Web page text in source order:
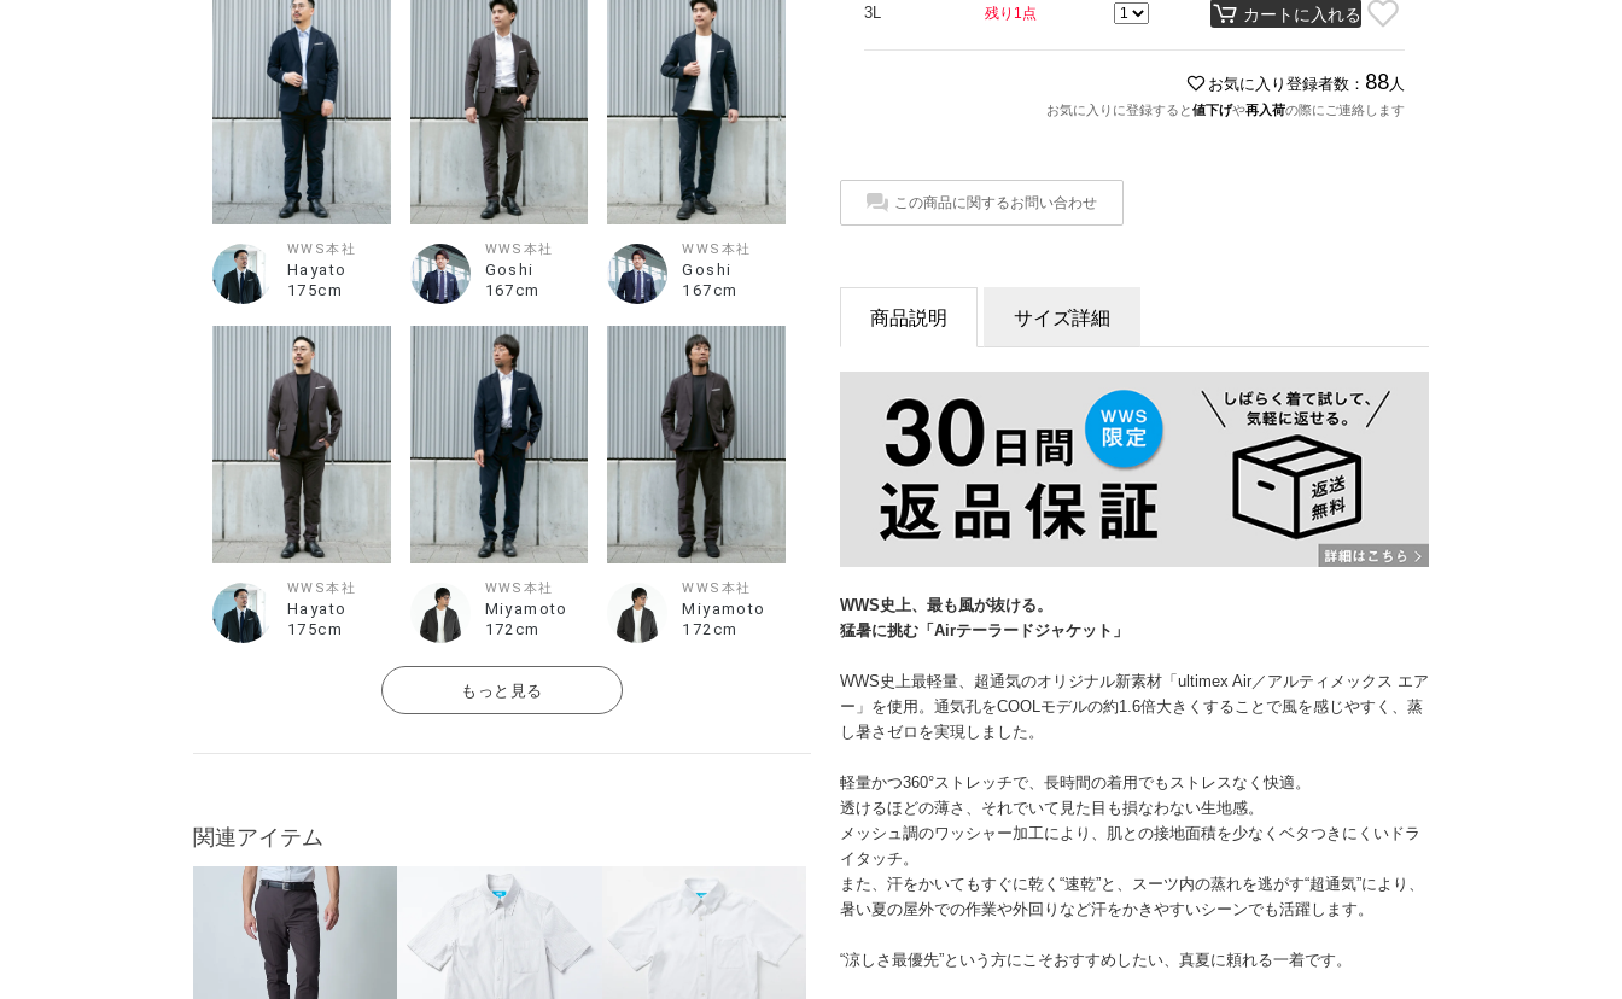
WWS本社
Hayato
175cm
WWS本社
Goshi
167cm
WWS本社
Goshi
167cm
WWS本社
Hayato
175cm
WWS本社
Miyamoto
172cm
WWS本社
Miyamoto
172cm
もっと見る
関連アイテム
3L 残り1点 カートに入れる
お気に入り登録者数： 88 人
お気に入りに登録すると値下げや再入荷の際にご連絡します
この商品に関するお問い合わせ
商品説明 サイズ詳細
WWS史上、最も風が抜ける。
猛暑に挑む「Airテーラードジャケット」
WWS史上最軽量、超通気のオリジナル新素材「ultimex Air／アルティメックス エア
ー」を使用。通気孔をCOOLモデルの約1.6倍大きくすることで風を感じやすく、蒸
し暑さゼロを実現しました。
軽量かつ360°ストレッチで、長時間の着用でもストレスなく快適。
透けるほどの薄さ、それでいて見た目も損なわない生地感。
メッシュ調のワッシャー加工により、肌との接地面積を少なくベタつきにくいドラ
イタッチ。
また、汗をかいてもすぐに乾く“速乾”と、スーツ内の蒸れを逃がす“超通気”により、
暑い夏の屋外での作業や外回りなど汗をかきやすいシーンでも活躍します。
“涼しさ最優先”という方にこそおすすめしたい、真夏に頼れる一着です。